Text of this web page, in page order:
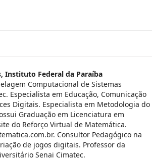
Instituto Federal da Paraíba
Computacional de Sistemas
Especialista em Educação, Comunicação
Digitais. Especialista em Metodologia do
Graduação em Licenciatura em
do Reforço Virtual de Matemática.
Consultor Pedagógico na
de jogos digitais. Professor da
Senai Cimatec.